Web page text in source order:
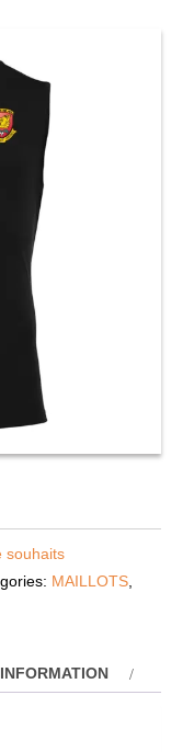
souhaits
MAILLOTS,